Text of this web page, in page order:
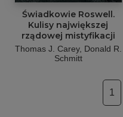
Świadkowie Roswell.
Kulisy największej
rządowej mistyfikacji
Thomas J. Carey, Donald R.
Schmitt
1